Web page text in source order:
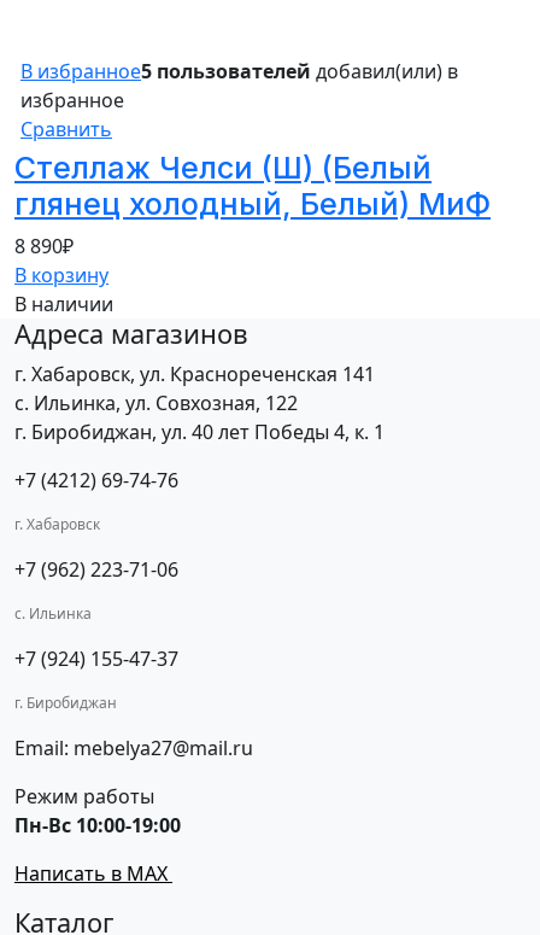
В избранное5 пользователей добавил(или) в
избранное
Сравнить
Стеллаж Челси (Ш) (Белый
глянец холодный, Белый) МиФ
8 890₽
В корзину
В наличии
Адреса магазинов
г. Хабаровск, ул. Краснореченская 141
с. Ильинка, ул. Совхозная, 122
г. Биробиджан, ул. 40 лет Победы 4, к. 1
+7 (4212) 69-74-76
г. Хабаровск
+7 (962) 223-71-06
с. Ильинка
+7 (924) 155-47-37
г. Биробиджан
Email: mebelya27@mail.ru
Режим работы
Пн-Вс 10:00-19:00
Написать в MAX
Каталог